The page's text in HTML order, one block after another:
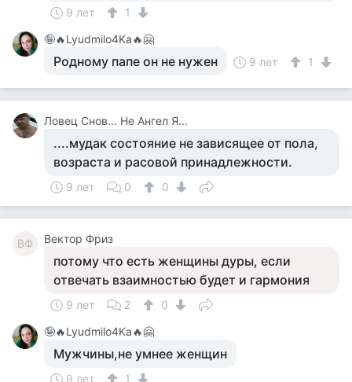
9 лет
1
🤪🔥Lyudmilo4Ka🔥🤗
Родному папе он не нужен 9 лет 1
Ловец Снов... Не Ангел Я...
....мудак состояние не зависящее от пола,
возраста и расовой принадлежности.
9 лет 0 0
ВФ Вектор Фриз
потому что есть женщины дуры, если
отвечать взаимностью будет и гармония
9 лет 2
0
🤪🔥Lyudmilo4Ka🔥🤗
Мужчины,не умнее женщин
9 лет 1